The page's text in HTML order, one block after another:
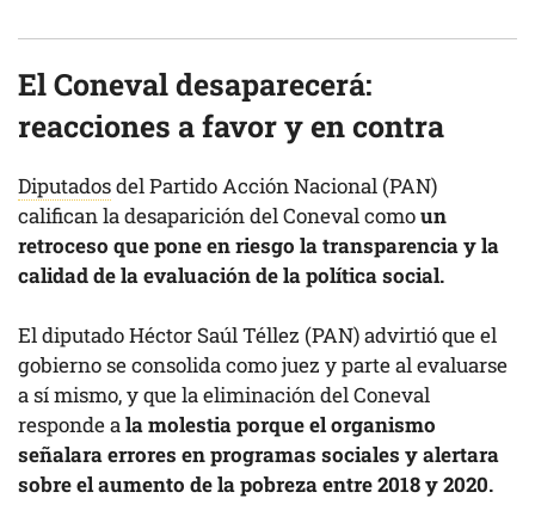
El Coneval desaparecerá:
reacciones a favor y en contra
Diputadosdel Partido Acción Nacional (PAN)
califican la desaparición del Coneval comoun
retroceso que pone en riesgo la transparencia y la
calidad de la evaluación de la política social.
El diputado Héctor Saúl Téllez (PAN) advirtió que el
gobierno se consolida como juez y parte al evaluarse
a sí mismo, y que la eliminación del Coneval
responde ala molestia porque el organismo
señalara errores en programas sociales y alertara
sobre el aumento de la pobreza entre 2018 y 2020.